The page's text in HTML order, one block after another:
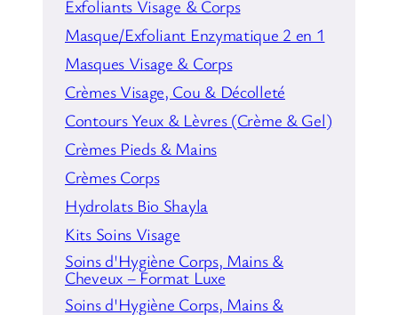
à la peau
La partie huileuse sont des huiles végétales bio
et ne proviennent pas de dérivés
pétrochimiques
Shayla Cosmétique & soins naturels est une ligne
de soins Belge éco-responsable. Elle vous garanti
une protection hydratante ainsi qu’une peau
saine et tout en respectant l’environnement .
Tous les produits sont garantis sans matières
pétrochimiques et synthétiques, parabènes,
phtalates, silicones, colorants. Aucun produit
ne contient des parfums de synthèse.
LES SOINS SHAYLA COSMETIQUES
LES CONTENANTS SONT 100%
RECYCLABLES
Laboratoire Shayla à Bierghes
Exfoliants Visage & Corps
Masque/Exfoliant Enzymatique 2 en 1
Masques Visage & Corps
Crèmes Visage, Cou & Décolleté
Contours Yeux & Lèvres (Crème & Gel)
Crèmes Pieds & Mains
Crèmes Corps
Hydrolats Bio Shayla
Kits Soins Visage
Soins d'Hygiène Corps, Mains &
Cheveux – Format Luxe
Soins d'Hygiène Corps, Mains &